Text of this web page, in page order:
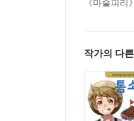
《마술피
작가의 다